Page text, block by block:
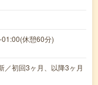
休憩60分)
／初回3ヶ月、以降3ヶ月